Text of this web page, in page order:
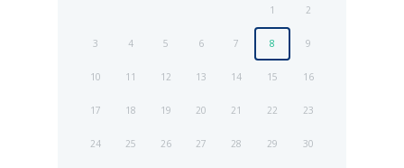
1 2
3 4 5 6 7 8 9
10 11 12 13 14 15 16
17 18 19 20 21 22 23
24 25 26 27 28 29 30